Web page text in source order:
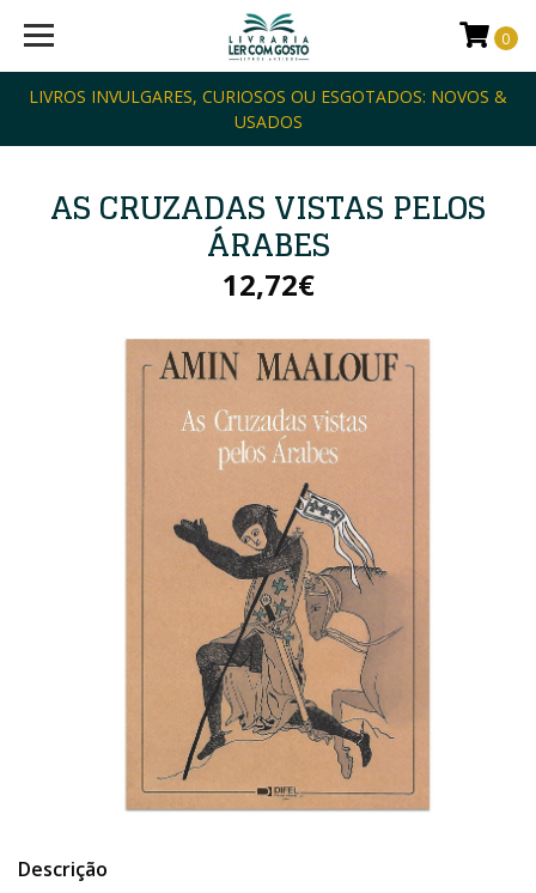
LIVROS INVULGARES, CURIOSOS OU ESGOTADOS: NOVOS &
USADOS
0
AS CRUZADAS VISTAS PELOS
ÁRABES
12,72€
Descrição